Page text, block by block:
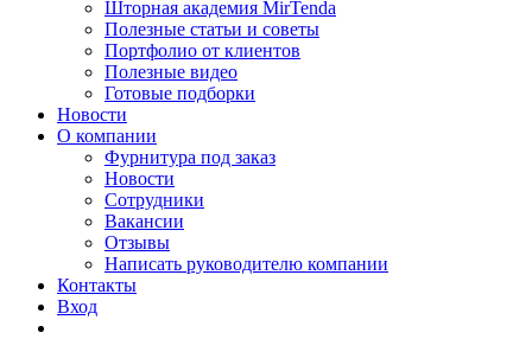
Шторная академия MirTenda
Полезные статьи и советы
Портфолио от клиентов
Полезные видео
Готовые подборки
Новости
О компании
Фурнитура под заказ
Новости
Сотрудники
Вакансии
Отзывы
Написать руководителю компании
Контакты
Вход